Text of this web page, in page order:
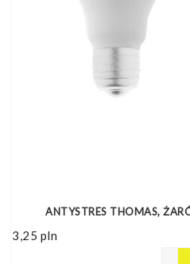
ANTYSTRES THOMAS,
3,25 pln